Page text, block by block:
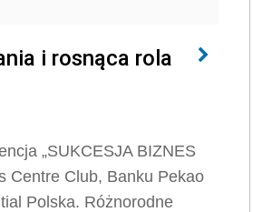
i rosnąca rola
„SUKCESJA BIZNES
Centre Club, Banku Pekao
Polska. Różnorodne